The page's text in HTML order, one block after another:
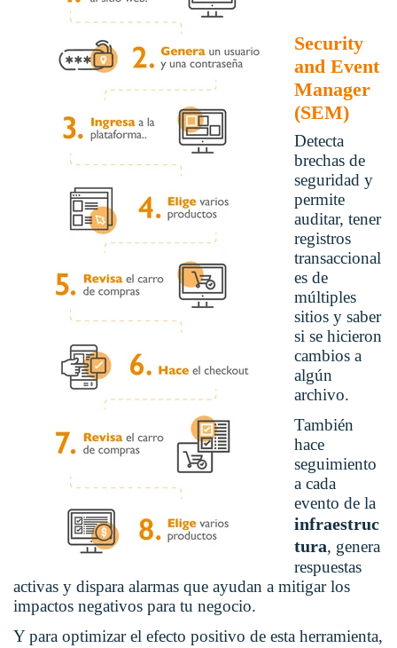
Security
and Event
Manager
(SEM)
Detecta
brechas de
seguridad y
permite
auditar, tener
registros
transaccional
es de
múltiples
sitios y saber
si se hicieron
cambios a
algún
archivo.
También
hace
seguimiento
a cada
evento de la
infraestruc
tura, genera
respuestas
activas y dispara alarmas que ayudan a mitigar los
impactos negativos para tu negocio.
Y para optimizar el efecto positivo de esta herramienta,